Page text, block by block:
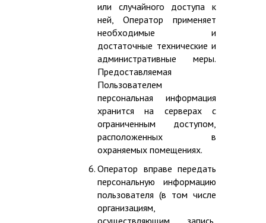
или случайного доступа к
ней, Оператор применяет
необходимые и
достаточные технические и
административные меры.
Предоставляемая
Пользователем
персональная информация
хранится на серверах с
ограниченным доступом,
расположенных в
охраняемых помещениях.
Оператор вправе передать
персональную информацию
пользователя (в том числе
организациям,
осуществляющим запись,